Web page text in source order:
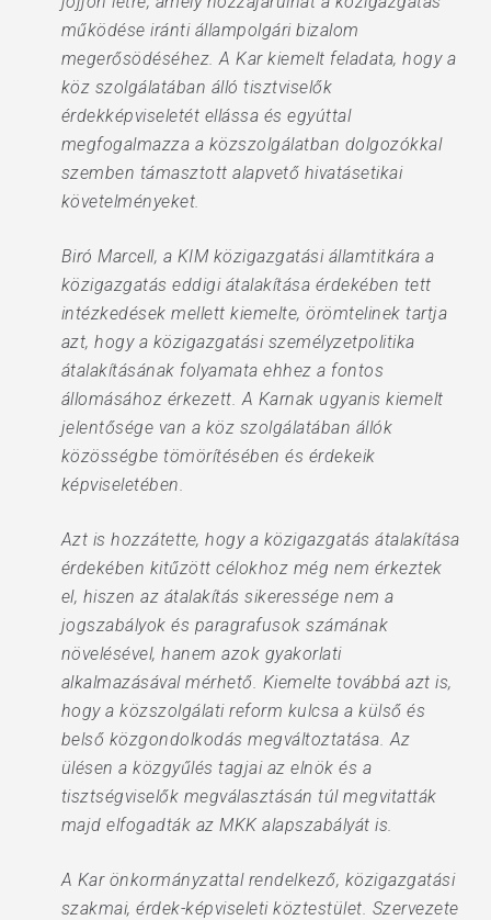
működése iránti állampolgári bizalom
megerősödéséhez. A Kar kiemelt feladata, hogy a
köz szolgálatában álló tisztviselők
érdekképviseletét ellássa és egyúttal
megfogalmazza a közszolgálatban dolgozókkal
szemben támasztott alapvető hivatásetikai
követelményeket.
Biró Marcell, a KIM közigazgatási államtitkára a
közigazgatás eddigi átalakítása érdekében tett
intézkedések mellett kiemelte, örömtelinek tartja
azt, hogy a közigazgatási személyzetpolitika
átalakításának folyamata ehhez a fontos
állomásához érkezett. A Karnak ugyanis kiemelt
jelentősége van a köz szolgálatában állók
közösségbe tömörítésében és érdekeik
képviseletében.
Azt is hozzátette, hogy a közigazgatás átalakítása
érdekében kitűzött célokhoz még nem érkeztek
el, hiszen az átalakítás sikeressége nem a
jogszabályok és paragrafusok számának
növelésével, hanem azok gyakorlati
alkalmazásával mérhető. Kiemelte továbbá azt is,
hogy a közszolgálati reform kulcsa a külső és
belső közgondolkodás megváltoztatása. Az
ülésen a közgyűlés tagjai az elnök és a
tisztségviselők megválasztásán túl megvitatták
majd elfogadták az MKK alapszabályát is.
A Kar önkormányzattal rendelkező, közigazgatási
szakmai, érdek-képviseleti köztestület. Szervezete